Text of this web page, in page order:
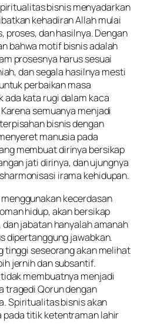
bisnis menyadarkan
kehadiran Allah mulai
proses, dan hasilnya. Dengan
bahwa motif bisnis adalah
prosesnya harus sesuai
dan segala hasilnya mesti
perbaikan masa
ada kata rugi dalam kaca
semuanya menjadi
bisnis dengan
manusia pada
membuat dirinya bersikap
jati dirinya, dan ujungnya
irama kehidupan.
kecerdasan
hidup, akan bersikap
jabatan hanyalah amanah
dipertanggung jawabkan.
tinggi seseorang akan melihat
jernih dan subsantif.
membuatnya menjadi
tragedi Qorun dengan
Spiritualitas bisnis akan
pada titik ketentraman lahir